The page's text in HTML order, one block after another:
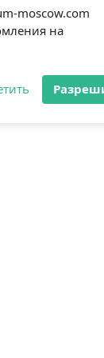
moscow.com
на